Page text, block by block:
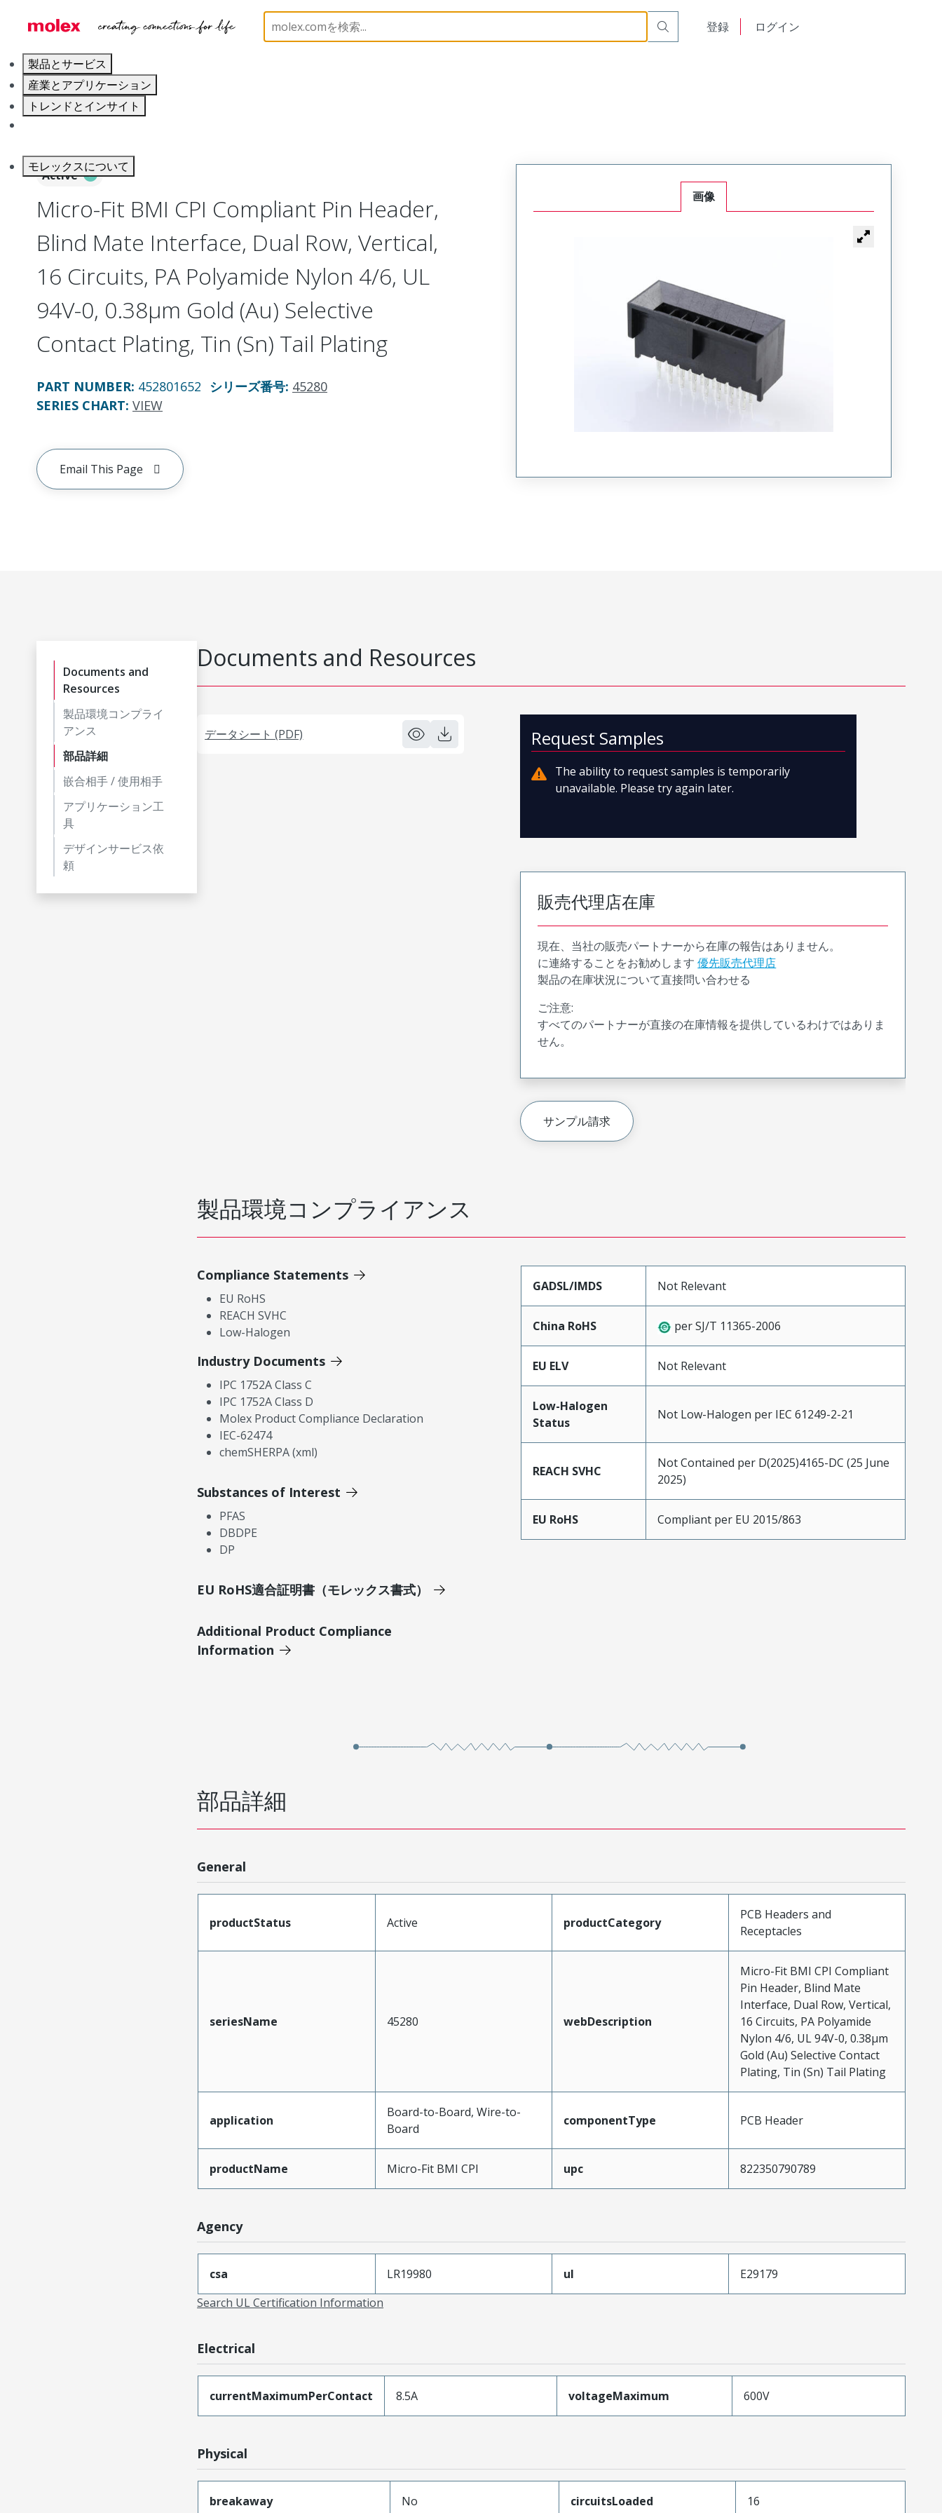
登録 ログイン
製品とサービス
産業とアプリケーション
トレンドとインサイト
モレックスについて
PCB / Wire Connectors PCB Headers and Receptacles 45280 452801652
Active
Micro-Fit BMI CPI Compliant Pin Header,
Blind Mate Interface, Dual Row, Vertical,
16 Circuits, PA Polyamide Nylon 4/6, UL
94V-0, 0.38µm Gold (Au) Selective
Contact Plating, Tin (Sn) Tail Plating
PART NUMBER: 452801652 シリーズ番号: 45280
SERIES CHART: VIEW
Email This Page
画像
Documents and
Resources
製品環境コンプライ
アンス
部品詳細
嵌合相手 / 使用相手
アプリケーション工
具
デザインサービス依
頼
Documents and Resources
データシート (PDF) Request Samples
The ability to request samples is temporarily
unavailable. Please try again later.
販売代理店在庫
現在、当社の販売パートナーから在庫の報告はありません。
に連絡することをお勧めします 優先販売代理店
製品の在庫状況について直接問い合わせる
ご注意:
すべてのパートナーが直接の在庫情報を提供しているわけではありま
せん。
サンプル請求
製品環境コンプライアンス
Compliance Statements
EU RoHS
REACH SVHC
Low-Halogen
Industry Documents
IPC 1752A Class C
IPC 1752A Class D
Molex Product Compliance Declaration
IEC-62474
chemSHERPA (xml)
Substances of Interest
PFAS
DBDPE
DP
EU RoHS適合証明書（モレックス書式）
Additional Product Compliance
Information
GADSL/IMDS Not Relevant
China RoHS per SJ/T 11365-2006
EU ELV Not Relevant
Low-Halogen
Status
Not Low-Halogen per IEC 61249-2-21
REACH SVHC
Not Contained per D(2025)4165-DC (25 June
2025)
EU RoHS Compliant per EU 2015/863
部品詳細
General
productStatus Active productCategory
PCB Headers and
Receptacles
seriesName 45280 webDescription
Micro-Fit BMI CPI Compliant
Pin Header, Blind Mate
Interface, Dual Row, Vertical,
16 Circuits, PA Polyamide
Nylon 4/6, UL 94V-0, 0.38µm
Gold (Au) Selective Contact
Plating, Tin (Sn) Tail Plating
application
Board-to-Board, Wire-to-
Board
componentType PCB Header
productName Micro-Fit BMI CPI upc 822350790789
Agency
csa LR19980 ul
E29179
Search UL Certification Information
Electrical
currentMaximumPerContact 8.5A voltageMaximum 600V
Physical
breakaway No circuitsLoaded 16